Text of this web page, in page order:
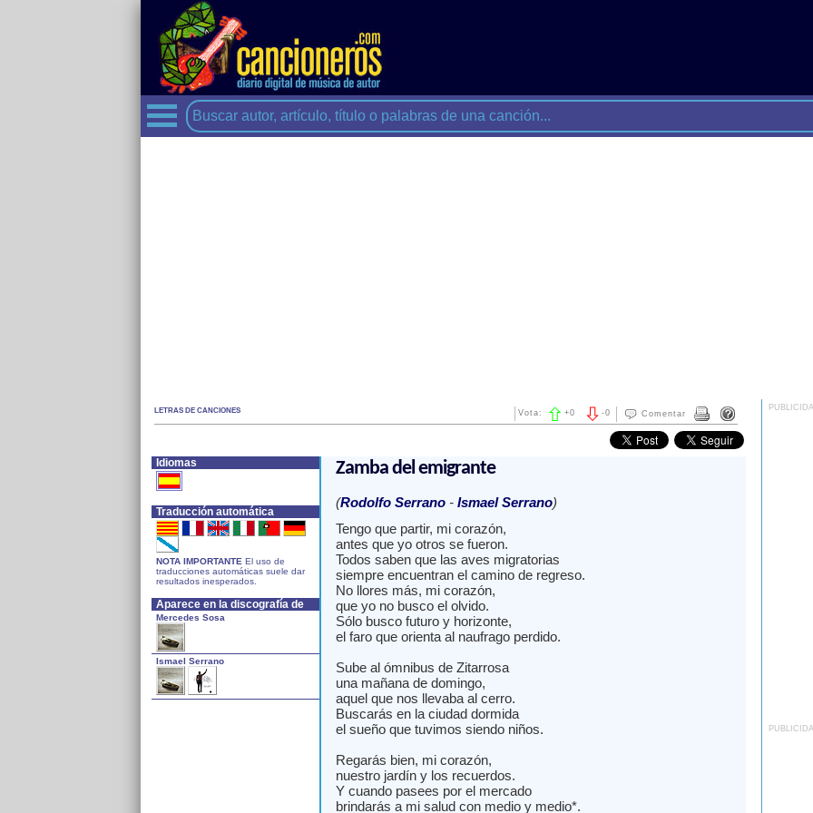
LETRAS DE CANCIONES Comentar
-0
Vota: +0
Idiomas
Traducción automática
NOTA IMPORTANTE El uso de
traducciones automáticas suele dar
resultados inesperados.
Aparece en la discografía de
Mercedes Sosa
Ismael Serrano
Zamba del emigrante
(Rodolfo Serrano- Ismael Serrano)
Tengo que partir, mi corazón,
antes que yo otros se fueron.
Todos saben que las aves migratorias
siempre encuentran el camino de regreso.
No llores más, mi corazón,
que yo no busco el olvido.
Sólo busco futuro y horizonte,
el faro que orienta al naufrago perdido.
Sube al ómnibus de Zitarrosa
una mañana de domingo,
aquel que nos llevaba al cerro.
Buscarás en la ciudad dormida
el sueño que tuvimos siendo niños.
Regarás bien, mi corazón,
nuestro jardín y los recuerdos.
Y cuando pasees por el mercado
brindarás a mi salud con medio y medio*.